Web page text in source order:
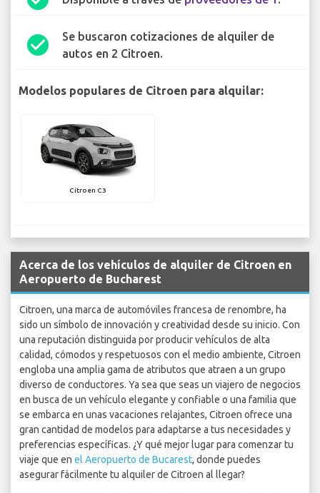
check_circle
Se buscaron cotizaciones de alquiler de
autos en 2 Citroen.
Modelos populares de Citroen para alquilar:
Citroen C3
Acerca de los vehículos de alquiler de Citroen en
Aeropuerto de Bucharest
Citroen, una marca de automóviles francesa de renombre, ha
sido un símbolo de innovación y creatividad desde su inicio. Con
una reputación distinguida por producir vehículos de alta
calidad, cómodos y respetuosos con el medio ambiente, Citroen
engloba una amplia gama de atributos que atraen a un grupo
diverso de conductores. Ya sea que seas un viajero de negocios
en busca de un vehículo elegante y confiable o una familia que
se embarca en unas vacaciones relajantes, Citroen ofrece una
gran cantidad de modelos para adaptarse a tus necesidades y
preferencias específicas. ¿Y qué mejor lugar para comenzar tu
viaje que en el Aeropuerto de Bucarest, donde puedes
asegurar fácilmente tu alquiler de Citroen al llegar?